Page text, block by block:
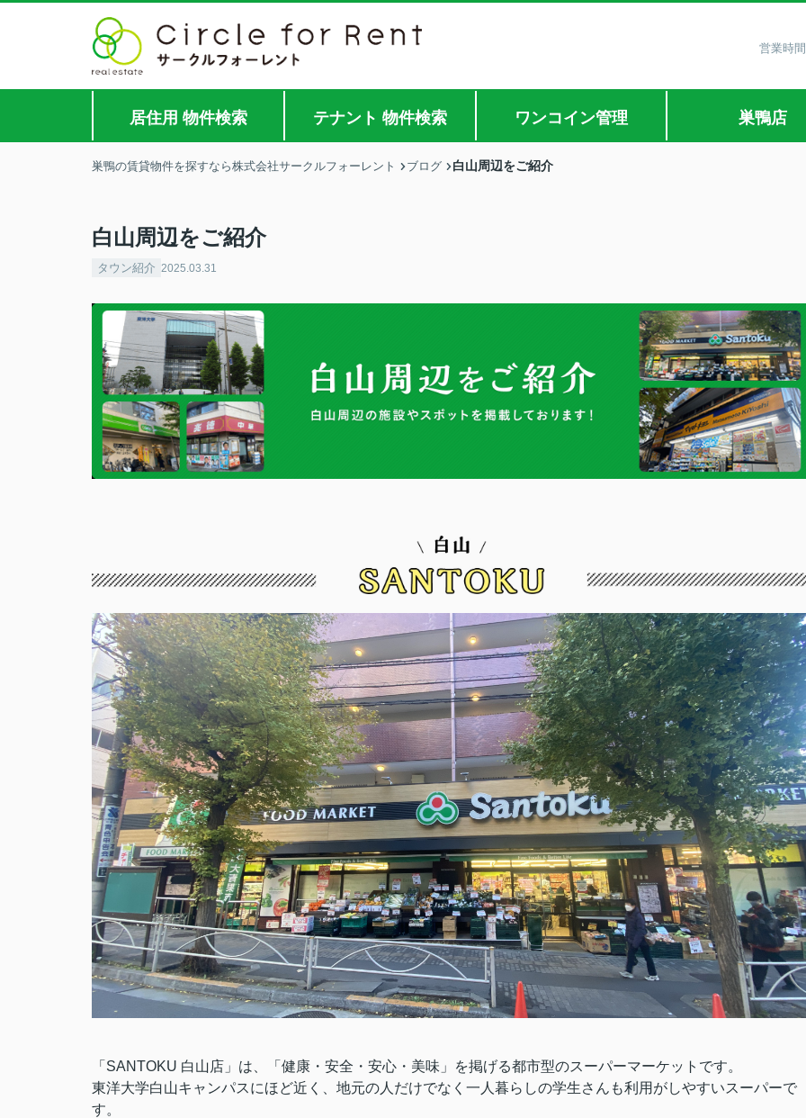
営業時
居住用 物件検索 テナント 物件検索 ワンコイン管理 巣鴨店
巣鴨の賃貸物件を探すなら株式会社サークルフォーレント ブログ 白山周辺をご紹介
白山周辺をご紹介
タウン紹介 2025.03.31
「SANTOKU 白山店」は、「健康・安全・安心・美味」を掲げる都市型のスーパーマーケットです。
東洋大学白山キャンパスにほど近く、地元の人だけでなく一人暮らしの学生さんも利用がしやすいスーパーで
す。